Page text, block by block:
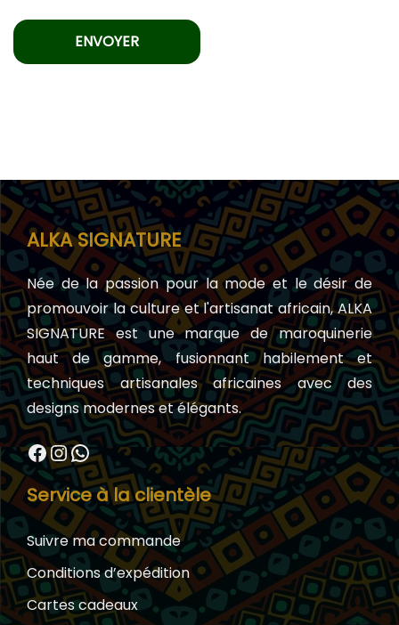
ALKA SIGNATURE
Née de la passion pour la mode et le désir de
promouvoir la culture et l'artisanat africain, ALKA
SIGNATURE est une marque de maroquinerie
haut de gamme, fusionnant habilement et
techniques artisanales africaines avec des
designs modernes et élégants.
Facebook InstagramWhatsApp
Service à la clientèle
Suivre ma commande
Conditions d’expédition
Cartes cadeaux